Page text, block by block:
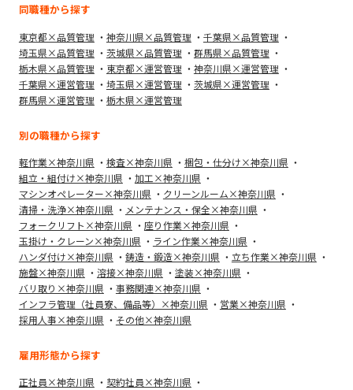
同職種から探す
東京都×品質管理 神奈川県×品質管理
千葉県×品質管理
埼玉県×品質管理
茨城県×品質管理
群馬県×品質管理
栃木県×品質管理
東京都×運営管理
神奈川県×運営管理
千葉県×運営管理
埼玉県×運営管理
茨城県×運営管理
群馬県×運営管理
栃木県×運営管理
別の職種から探す
軽作業×神奈川県 検査×神奈川県
梱包・仕分け×神奈川県
組立・組付け×神奈川県
加工×神奈川県
マシンオペレーター×神奈川県
クリーンルーム×神奈川県
清掃・洗浄×神奈川県
メンテナンス・保全×神奈川県
フォークリフト×神奈川県
座り作業×神奈川県
玉掛け・クレーン×神奈川県
ライン作業×神奈川県
ハンダ付け×神奈川県
鋳造・鍛造×神奈川県
立ち作業×神奈川県
施盤×神奈川県
溶接×神奈川県
塗装×神奈川県
バリ取り×神奈川県
事務関連×神奈川県
インフラ管理（社員寮、備品等）×神奈川県
営業×神奈川県
採用人事×神奈川県
その他×神奈川県
雇用形態から探す
正社員×神奈川県
契約社員×神奈川県